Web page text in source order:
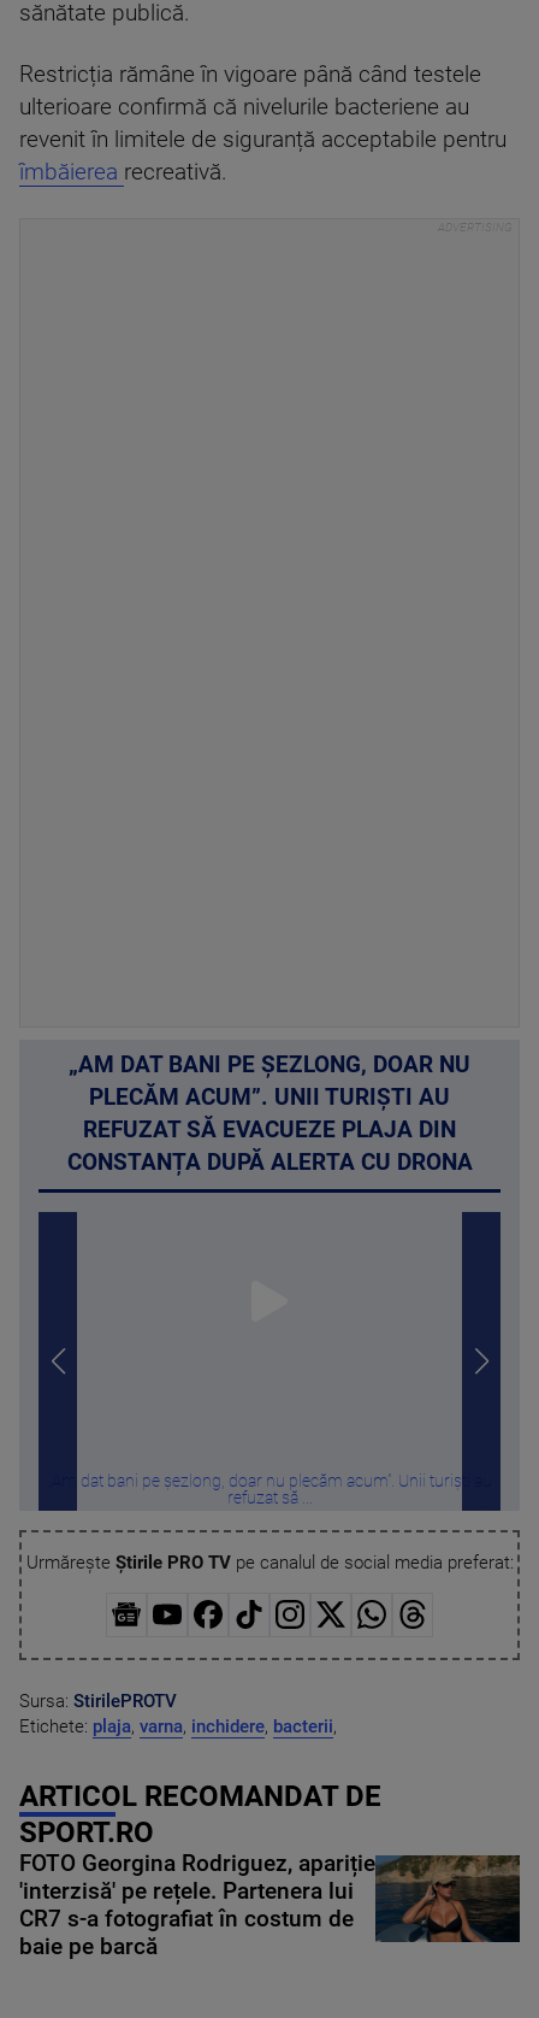
sănătate publică.
Restricția rămâne în vigoare până când testele
ulterioare confirmă că nivelurile bacteriene au
revenit în limitele de siguranță acceptabile pentru
îmbăierea recreativă.
„AM DAT BANI PE ȘEZLONG, DOAR NU
PLECĂM ACUM”. UNII TURIȘTI AU
REFUZAT SĂ EVACUEZE PLAJA DIN
CONSTANȚA DUPĂ ALERTA CU DRONA
„Am dat bani pe șezlong, doar nu plecăm acum”. Unii turiști au
refuzat să ...
Urmărește Știrile PRO TVpe canalul de social media preferat:
Sursa: StirilePROTV
Etichete: plaja, varna, inchidere, bacterii,
ARTICOL RECOMANDAT DE
SPORT.RO
FOTO Georgina Rodriguez, apariție
'interzisă' pe rețele. Partenera lui
CR7 s-a fotografiat în costum de
baie pe barcă